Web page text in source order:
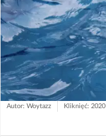
Autor: Woytazz Kliknięć: 2020